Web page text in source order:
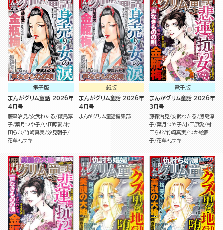
電子版
まんがグリム童話 2026年
4月号
藤森治見 安武わたる 飯島淳
子 葉月つや子 小田原愛 村
田らむ 竹崎真実 汐見朝子
花牟礼サキ
紙版
まんがグリム童話 2026年
4月号
まんがグリム童話編集部
電子版
まんがグリム童話 2026年
3月号
藤森治見 安武わたる 飯島淳
子 葉月つや子 小田原愛 村
田らむ 竹崎真実 つか絵夢
子 花牟礼サキ